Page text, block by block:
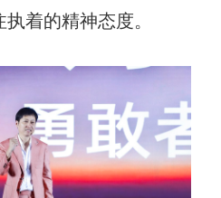
着的精神态度。